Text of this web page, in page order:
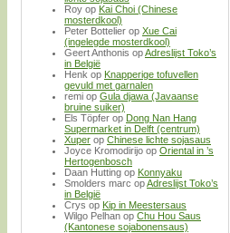
Roy op Kai Choi (Chinese
mosterdkool)
Peter Bottelier op Xue Cai
(ingelegde mosterdkool)
Geert Anthonis opAdreslijst Toko’s
in België
Henk op Knapperige tofuvellen
gevuld met garnalen
remi op Gula djawa (Javaanse
bruine suiker)
Els Töpfer op Dong Nan Hang
Supermarket in Delft (centrum)
Xuper op Chinese lichte sojasaus
Joyce Kromodirijo op Oriental in ’s
Hertogenbosch
Daan Hutting op Konnyaku
Smolders marc opAdreslijst Toko’s
in België
Crys op Kip in Meestersaus
Wilgo Pelhan op Chu Hou Saus
(Kantonese sojabonensaus)